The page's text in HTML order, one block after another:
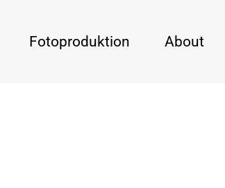
Fotoproduktion About